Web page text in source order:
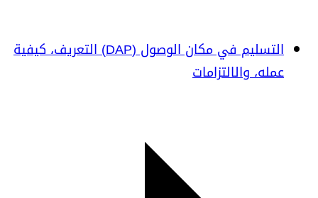
التسليم في مكان الوصول (DAP) التعريف، كيفية
عمله، والالتزامات